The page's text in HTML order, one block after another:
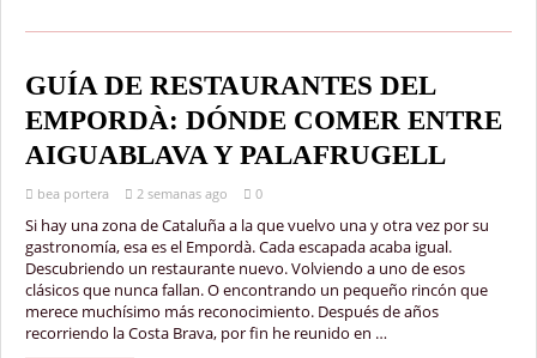
GUÍA DE RESTAURANTES DEL
EMPORDÀ: DÓNDE COMER ENTRE
AIGUABLAVA Y PALAFRUGELL
bea portera 2 semanas ago 0
Si hay una zona de Cataluña a la que vuelvo una y otra vez por su
gastronomía, esa es el Empordà. Cada escapada acaba igual.
Descubriendo un restaurante nuevo. Volviendo a uno de esos
clásicos que nunca fallan. O encontrando un pequeño rincón que
merece muchísimo más reconocimiento. Después de años
recorriendo la Costa Brava, por fin he reunido en …